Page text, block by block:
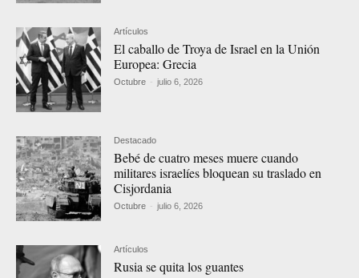
Artículos
El caballo de Troya de Israel en la Unión
Europea: Grecia
Octubre - julio 6, 2026
Destacado
Bebé de cuatro meses muere cuando
militares israelíes bloquean su traslado en
Cisjordania
Octubre - julio 6, 2026
Artículos
Rusia se quita los guantes